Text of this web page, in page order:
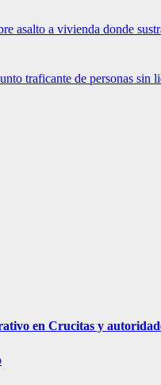
asalto a vivienda donde
traficante de personas
en Crucitas y